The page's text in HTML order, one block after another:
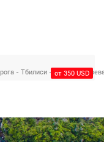
от 350 USD